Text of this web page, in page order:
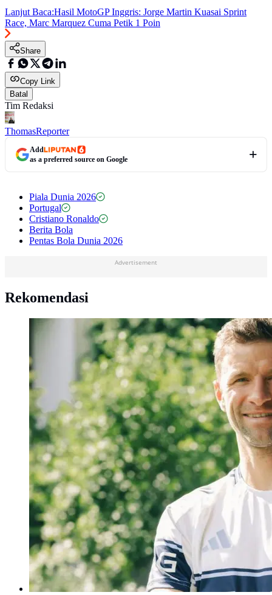
Lanjut Baca:Hasil MotoGP Inggris: Jorge Martin Kuasai Sprint
Race, Marc Marquez Cuma Petik 1 Poin
Share
Copy Link
Batal
Tim Redaksi
ThomasReporter
Add
as a preferred source on Google
Piala Dunia 2026
Portugal
Cristiano Ronaldo
Berita Bola
Pentas Bola Dunia 2026
Advertisement
Rekomendasi